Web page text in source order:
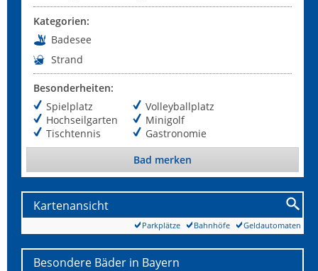
Kategorien:
Badesee
Strand
Besonderheiten:
Spielplatz
Hochseilgarten
Tischtennis
Volleyballplatz
Minigolf
Gastronomie
Bad merken
Kartenansicht
Geldautomaten
Bahnhöfe
Parkplätze
Besondere Bäder in Bayern